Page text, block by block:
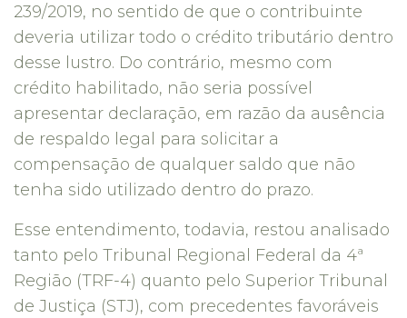
239/2019, no sentido de que o contribuinte
deveria utilizar todo o crédito tributário dentro
desse lustro. Do contrário, mesmo com
crédito habilitado, não seria possível
apresentar declaração, em razão da ausência
de respaldo legal para solicitar a
compensação de qualquer saldo que não
tenha sido utilizado dentro do prazo.
Esse entendimento, todavia, restou analisado
tanto pelo Tribunal Regional Federal da 4ª
Região (TRF-4) quanto pelo Superior Tribunal
de Justiça (STJ), com precedentes favoráveis